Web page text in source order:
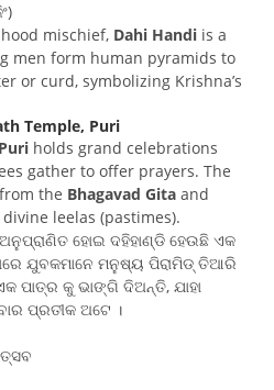
mischief, Dahi Handi is a
men form human pyramids to
or curd, symbolizing Krishna’s
Temple, Puri
holds grand celebrations
gather to offer prayers. The
the Bhagavad Gita and
leelas (pastimes).
ହୋଇ ଦହିହାଣ୍ଡି ହେଉଛି ଏକ
ଯୁବକମାନେ ମନୁଷ୍ୟ ପିରାମିଡ୍ ତିଆରି
ପାତ୍ର କୁ ଭାଙ୍ଗି ଦିଅନ୍ତି, ଯାହା
ପ୍ରତୀକ ଅଟେ ।